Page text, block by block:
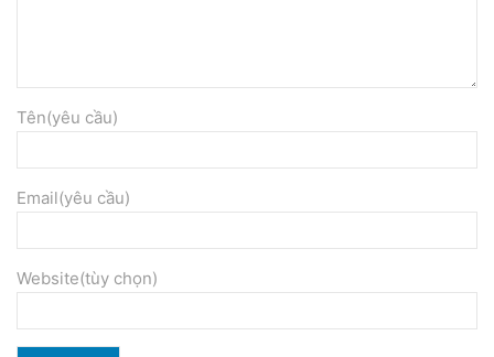
Tên(yêu cầu)
Email(yêu cầu)
Website(tùy chọn)